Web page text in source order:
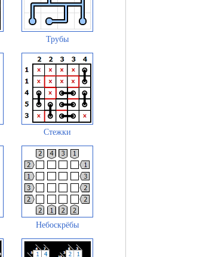
Трубы
Стежки
Небоскрёбы